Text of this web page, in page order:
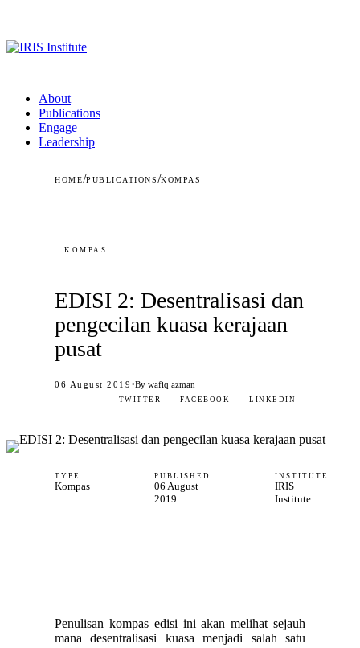
About
Publications
Engage
Leadership
HOME/PUBLICATIONS/KOMPAS
KOMPAS
EDISI 2: Desentralisasi dan
pengecilan kuasa kerajaan
pusat
06 August 2019 ·By wafiq azman
TWITTER FACEBOOK LINKEDIN
TYPE
Kompas
PUBLISHED
06 August
2019
INSTITUTE
IRIS
Institute
Penulisan kompas edisi ini akan melihat sejauh
mana desentralisasi kuasa menjadi salah satu